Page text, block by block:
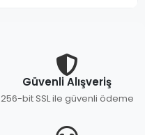
Güvenli Alışveriş
256-bit SSL ile güvenli ödeme